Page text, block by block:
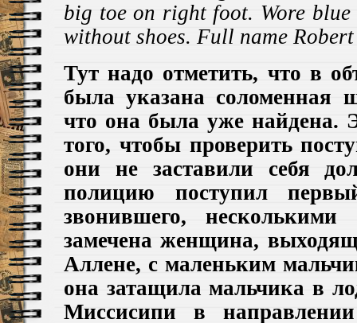
big toe on right foot. Wore
without shoes. Full name
Тут надо отметить, что в
была указана
что она была уже найдена.
того, чтобы проверить
они не заставили себя
полицию поступил
звонившего,
замечена женщина,
Аллене, с маленьким
она затащила мальчика в
Миссисипи в